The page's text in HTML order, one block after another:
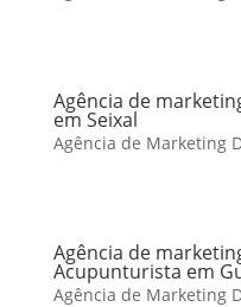
Agência de
em Seixal
Agência de Marketing
Agência de
Acupunturista em
Agência de Marketing